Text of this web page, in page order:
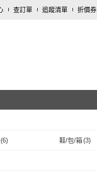
查訂單 追蹤清單 折價券
(6) 鞋/包/箱(3)